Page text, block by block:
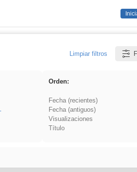
Limpiar filtros
Orden:
Fecha (recientes)
Fecha (antiguos)
Visualizaciones
Título